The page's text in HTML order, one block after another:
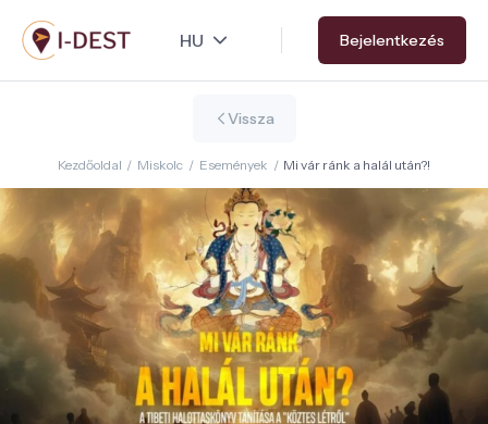
Ugrás
a
tartalomra
Bejelentkezés
Vissza
Kezdőoldal / Miskolc / Események / Mi vár ránk a halál után?!